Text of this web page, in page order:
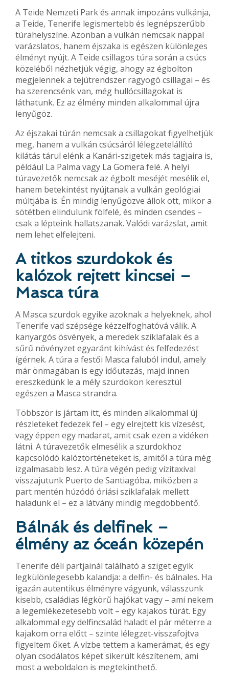
A Teide Nemzeti Park és annak impozáns vulkánja,
a Teide, Tenerife legismertebb és legnépszerűbb
túrahelyszíne. Azonban a vulkán nemcsak nappal
varázslatos, hanem éjszaka is egészen különleges
élményt nyújt. A Teide csillagos túra során a csúcs
közeléből nézhetjük végig, ahogy az égbolton
megjelennek a tejútrendszer ragyogó csillagai – és
ha szerencsénk van, még hullócsillagokat is
láthatunk. Ez az élmény minden alkalommal újra
lenyűgöz.
Az éjszakai túrán nemcsak a csillagokat figyelhetjük
meg, hanem a vulkán csúcsáról lélegzetelállító
kilátás tárul elénk a Kanári-szigetek más tagjaira is,
például La Palma vagy La Gomera felé. A helyi
túravezetők nemcsak az égbolt meséjét mesélik el,
hanem betekintést nyújtanak a vulkán geológiai
múltjába is. Én mindig lenyűgözve állok ott, mikor a
sötétben elindulunk fölfelé, és minden csendes –
csak a lépteink hallatszanak. Valódi varázslat, amit
nem lehet elfelejteni.
A titkos szurdokok és
kalózok rejtett kincsei –
Masca túra
A Masca szurdok egyike azoknak a helyeknek, ahol
Tenerife vad szépsége kézzelfoghatóvá válik. A
kanyargós ösvények, a meredek sziklafalak és a
sűrű növényzet egyaránt kihívást és felfedezést
ígérnek. A túra a festői Masca faluból indul, amely
már önmagában is egy időutazás, majd innen
ereszkedünk le a mély szurdokon keresztül
egészen a Masca strandra.
Többször is jártam itt, és minden alkalommal új
részleteket fedezek fel – egy elrejtett kis vízesést,
vagy éppen egy madarat, amit csak ezen a vidéken
látni. A túravezetők elmesélik a szurdokhoz
kapcsolódó kalóztörténeteket is, amitől a túra még
izgalmasabb lesz. A túra végén pedig vízitaxival
visszajutunk Puerto de Santiagóba, miközben a
part mentén húzódó óriási sziklafalak mellett
haladunk el – ez a látvány mindig megdöbbentő.
Bálnák és delfinek –
élmény az óceán közepén
Tenerife déli partjainál található a sziget egyik
legkülönlegesebb kalandja: a delfin- és bálnales. Ha
igazán autentikus élményre vágyunk, válasszunk
kisebb, családias légkörű hajókat vagy – ami nekem
a legemlékezetesebb volt – egy kajakos túrát. Egy
alkalommal egy delfincsalád haladt el pár méterre a
kajakom orra előtt – szinte lélegzet-visszafojtva
figyeltem őket. A vízbe tettem a kamerámat, és egy
olyan csodálatos képet sikerült készítenem, ami
most a weboldalon is megtekinthető.